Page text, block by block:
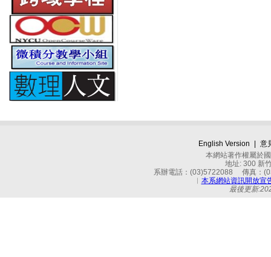
English Version
意
本網站著作權屬於
地址: 300 新
系辦電話：(03)5722088 傳真：
︱ 本系網站資訊開放宣
最後更新